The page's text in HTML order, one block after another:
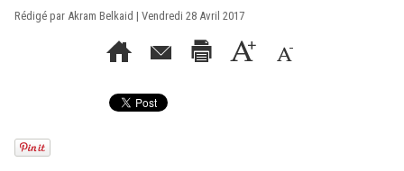
Rédigé par Akram Belkaid | Vendredi 28 Avril 2017